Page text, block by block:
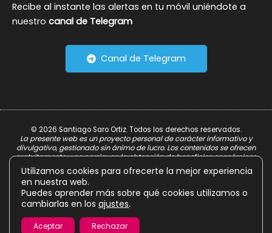
Recibe al instante las alertas en tu móvil uniéndote a
nuestro canal de Telegram
Canal de Telegram
© 2026 Santiago Saro Ortiz. Todos los derechos reservados.
La presente web es un proyecto personal de carácter informativo y
divulgativo, gestionado sin ánimo de lucro. Los contenidos se ofrecen
gratuitamente y no persiguen la obtención de beneficios económicos.
Política de Privacidad
Política de Cookies
Utilizamos cookies para ofrecerte la mejor experiencia
en nuestra web.
Puedes aprender más sobre qué cookies utilizamos o
cambiarlas en los ajustes.
Aceptar Rechazar